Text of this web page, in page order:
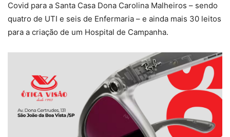
Covid para a Santa Casa Dona Carolina Malheiros – sendo
quatro de UTI e seis de Enfermaria – e ainda mais 30 leitos
para a criação de um Hospital de Campanha.